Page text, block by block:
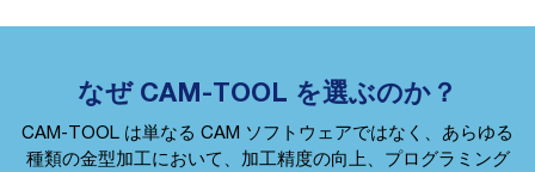
なぜ CAM-TOOL を選ぶのか？
CAM-TOOL は単なる CAM ソフトウェアではなく、あらゆる
種類の金型加工において、加工精度の向上、プログラミング